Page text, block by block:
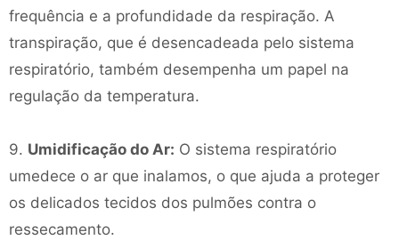
frequência e a profundidade da respiração. A
transpiração, que é desencadeada pelo sistema
respiratório, também desempenha um papel na
regulação da temperatura.
9. Umidificação do Ar: O sistema respiratório
umedece o ar que inalamos, o que ajuda a proteger
os delicados tecidos dos pulmões contra o
ressecamento.